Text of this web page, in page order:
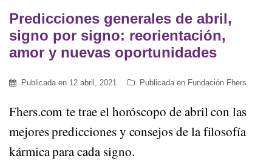
Predicciones generales de abril,
signo por signo: reorientación,
amor y nuevas oportunidades
Publicada en 12 abril, 2021 Publicada en Fundación Fhers
Fhers.com te trae el horóscopo de abril con las
mejores predicciones y consejos de la filosofía
kármica para cada signo.